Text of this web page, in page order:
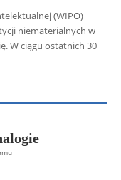
(WIPO)
niematerialnych w
W ciągu ostatnich 30
Antoni Radczenko
Grzegorz Górny